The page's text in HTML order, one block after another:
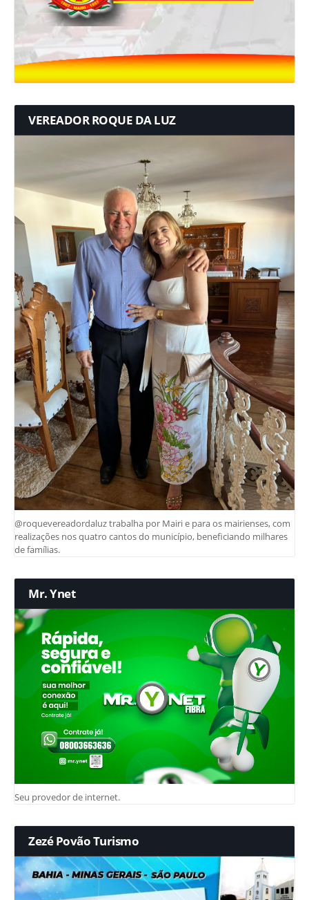
VEREADOR ROQUE DA LUZ
@roquevereadordaluz trabalha por Mairi e para os mairienses, com
realizações nos quatro cantos do município, beneficiando milhares
de famílias.
Mr. Ynet
Seu provedor de internet.
Zezé Povão Turismo